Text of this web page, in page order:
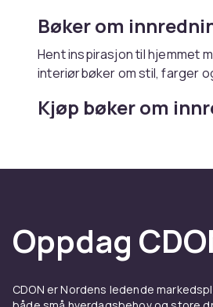
Bøker om
Hent inspirasjon til hjemmet
interiørbøker om stil, farger
Kjøp bøker om
Oppdag
CDON er Nordens ledende